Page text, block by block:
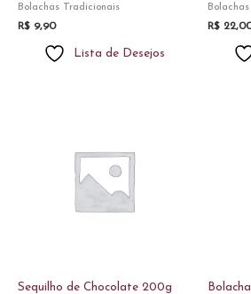
Bolachas Tradicionais
R$ 9,90
Lista de Desejos
R$
Sequilho de Chocolate 200g